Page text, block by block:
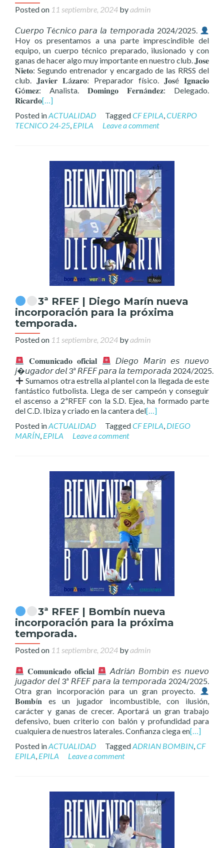
Posted on 11 septiembre, 2024 byadmin
𝘊𝘶𝘦𝘳𝘱𝘰 𝘛é𝘤𝘯𝘪𝘤𝘰 𝘱𝘢𝘳𝘢 𝘭𝘢 𝘵𝘦𝘮𝘱𝘰𝘳𝘢𝘥𝘢 2024/2025.
Hoy os presentamos a una parte imprescindible del
equipo, un cuerpo técnico preparado, ilusionado y con
ganas de hacer algo muy importante en nuestro club. 𝐉𝐨𝐬𝐞
𝐍𝐢𝐞𝐭𝐨: Segundo entrenador y encargado de las RRSS del
club. 𝐉𝐚𝐯𝐢𝐞𝐫 𝐋á𝐳𝐚𝐫𝐨: Preparador físico. 𝐉𝐨𝐬é 𝐈𝐠𝐧𝐚𝐜𝐢𝐨
𝐆ó𝐦𝐞𝐳: Analista. 𝐃𝐨𝐦𝐢𝐧𝐠𝐨 𝐅𝐞𝐫𝐧á𝐧𝐝𝐞𝐳: Delegado.
𝐑𝐢𝐜𝐚𝐫𝐝𝐨[…]
Posted inACTUALIDAD TaggedCF EPILA,CUERPO
TECNICO 24-25, EPILA Leave a comment
3ª RFEF | Diego Marín nueva
incorporación para la próxima
temporada.
Posted on 11 septiembre, 2024 byadmin
𝐂𝐨𝐦𝐮𝐧𝐢𝐜𝐚𝐝𝐨 𝐨𝐟𝐢𝐜𝐢𝐚𝐥
𝘋𝘪𝘦𝘨𝘰 𝘔𝘢𝘳í𝘯 𝘦𝘴 𝘯𝘶𝘦𝘷𝘰
𝘫𝘶𝘨𝘢𝘥𝘰𝘳 𝘥𝘦𝘭 3ª 𝘙𝘍𝘌𝘍 𝘱𝘢𝘳𝘢 𝘭𝘢 𝘵𝘦𝘮𝘱𝘰𝘳𝘢𝘥𝘢 2024/2025.
Sumamos otra estrella al plantel con la llegada de este
fantástico futbolista. Llega de ser campeón y conseguir
el ascenso a 2ªRFEF con la S.D. Ejea, ha formado parte
del C.D. Ibiza y criado en la cantera del[…]
Posted inACTUALIDAD TaggedCF EPILA, DIEGO
MARÍN, EPILA Leave a comment
3ª RFEF | Bombín nueva
incorporación para la próxima
temporada.
Posted on 11 septiembre, 2024 byadmin
𝐂𝐨𝐦𝐮𝐧𝐢𝐜𝐚𝐝𝐨 𝐨𝐟𝐢𝐜𝐢𝐚𝐥
𝘈𝘥𝘳𝘪á𝘯 𝘉𝘰𝘮𝘣í𝘯 𝘦𝘴 𝘯𝘶𝘦𝘷𝘰
𝘫𝘶𝘨𝘢𝘥𝘰𝘳 𝘥𝘦𝘭 3ª 𝘙𝘍𝘌𝘍 𝘱𝘢𝘳𝘢 𝘭𝘢 𝘵𝘦𝘮𝘱𝘰𝘳𝘢𝘥𝘢 2024/2025.
Otra gran incorporación para un gran proyecto.
𝐁𝐨𝐦𝐛í𝐧 es un jugador incombustible, con ilusión,
carácter y ganas de crecer. Aportará un gran trabajo
defensivo, buen criterio con balón y profundidad para
cualquiera de nuestros laterales. Confianza ciega en[…]
Posted inACTUALIDAD TaggedADRIAN BOMBIN,CF
EPILA, EPILA Leave a comment